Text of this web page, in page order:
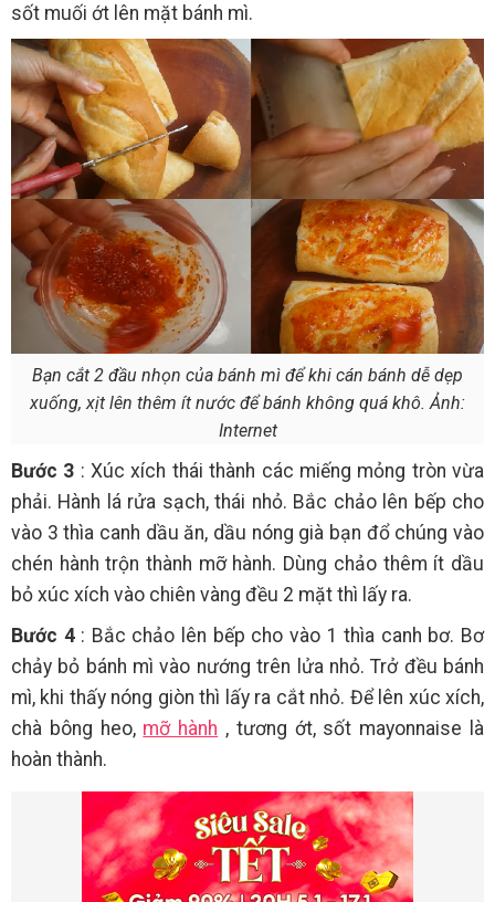
sốt muối ớt lên mặt bánh mì.
Bạn cắt 2 đầu nhọn của bánh mì để khi cán bánh dễ dẹp
xuống, xịt lên thêm ít nước để bánh không quá khô. Ảnh:
Internet
Bước 3 : Xúc xích thái thành các miếng mỏng tròn vừa
phải. Hành lá rửa sạch, thái nhỏ. Bắc chảo lên bếp cho
vào 3 thìa canh dầu ăn, dầu nóng già bạn đổ chúng vào
chén hành trộn thành mỡ hành. Dùng chảo thêm ít dầu
bỏ xúc xích vào chiên vàng đều 2 mặt thì lấy ra.
Bước 4: Bắc chảo lên bếp cho vào 1 thìa canh bơ. Bơ
chảy bỏ bánh mì vào nướng trên lửa nhỏ. Trở đều bánh
mì, khi thấy nóng giòn thì lấy ra cắt nhỏ. Để lên xúc xích,
chà bông heo, mỡ hành , tương ớt, sốt mayonnaise là
hoàn thành.